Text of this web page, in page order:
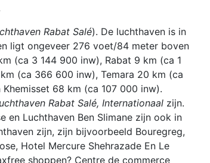
Rabat Salé). De luchthaven is in
ligt ongeveer 276 voet/84 meter boven
(ca 3 144 900 inw), Rabat 9 km (ca 1
(ca 366 600 inw), Temara 20 km (ca
68 km (ca 107 000 inw).
Rabat Salé, Internationaal zijn.
en Luchthaven Ben Slimane zijn ook in
zijn, zijn bijvoorbeeld Bouregreg,
Hotel Mercure Shehrazade En Le
shoppen? Centre de commerce